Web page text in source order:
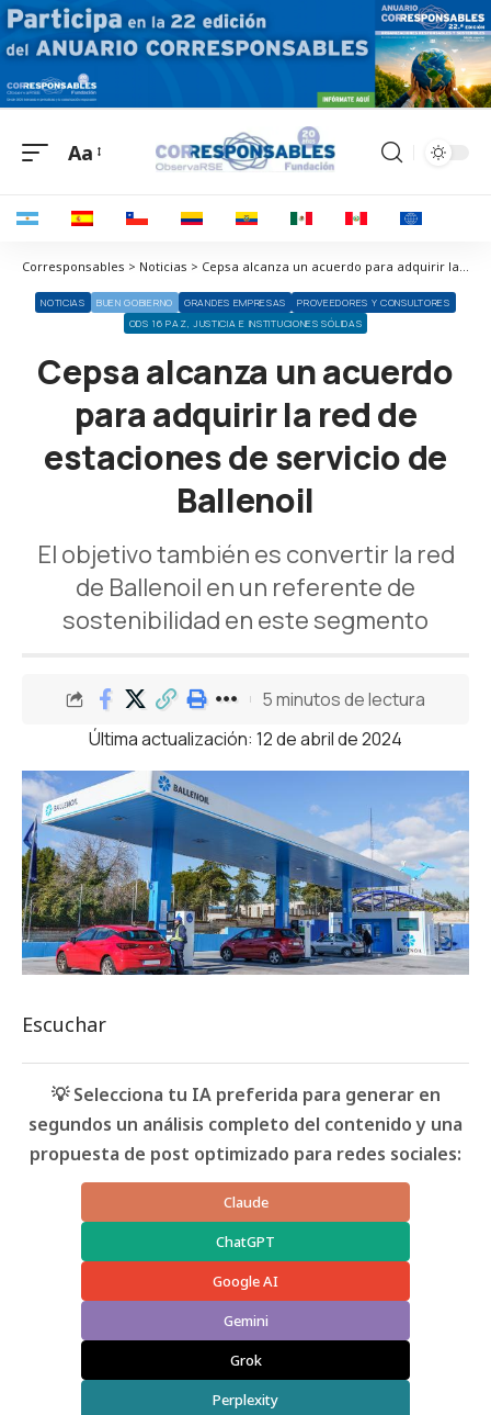
Aa
Corresponsables > Noticias > Cepsa alcanza un acuerdo para adquirir la red de estaciones de servicio de Ballenoil
NOTICIAS BUEN GOBIERNO GRANDES EMPRESAS
PROVEEDORES Y CONSULTORES
ODS 16 PAZ, JUSTICIA E INSTITUCIONES SÓLIDAS
Cepsa alcanza un acuerdo
para adquirir la red de
estaciones de servicio de
Ballenoil
El objetivo también es convertir la red
de Ballenoil en un referente de
sostenibilidad en este segmento
Última actualización: 12 de abril de 2024
5 minutos de lectura
Escuchar
💡 Selecciona tu IA preferida para generar en
segundos un análisis completo del contenido y una
propuesta de post optimizado para redes sociales:
Claude
ChatGPT
Google AI
Gemini
Grok
Perplexity